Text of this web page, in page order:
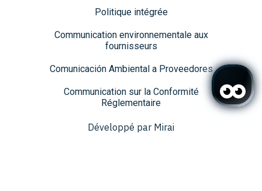
Politique intégrée
Communication environnementale aux
fournisseurs
Comunicación Ambiental a Proveedores
Communication sur la Conformité
Réglementaire
Développé par Mirai